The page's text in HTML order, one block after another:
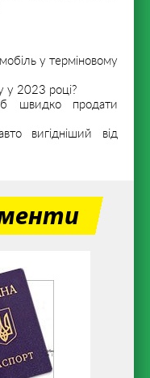
у терміновому
у 2023 році?
швидко продати
вигідніший від